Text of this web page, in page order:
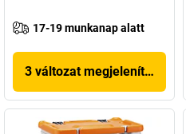
17-19 munkanap alatt
3 változat megjelenítése